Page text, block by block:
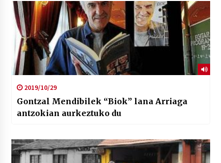
2019/10/29
Gontzal Mendibilek “Biok” lana Arriaga
antzokian aurkeztuko du